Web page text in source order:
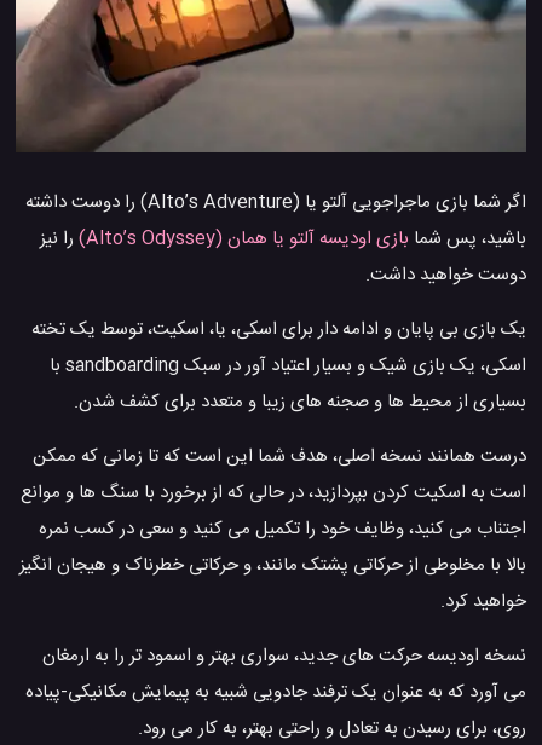
اگر شما بازی ماجراجویی آلتو یا (Alto’s Adventure) را دوست داشته
باشید، پس شما بازی اودیسه آلتو یا همان (Alto’s Odyssey)
را نیز
دوست خواهید داشت.
یک بازی بی پایان و ادامه دار برای اسکی، یا، اسکیت، توسط یک تخته
اسکی، یک بازی شیک و بسیار اعتیاد آور در سبک sandboarding با
بسیاری از محیط ها و صجنه های زیبا و متعدد برای کشف شدن.
درست همانند نسخه اصلی، هدف شما این است که تا زمانی که ممکن
است به اسکیت کردن بپردازید، در حالی که از برخورد با سنگ ها و موانع
اجتناب می کنید، وظایف خود را تکمیل می کنید و سعی در کسب نمره
بالا با مخلوطی از حرکاتی پشتک مانند، و حرکاتی خطرناک و هیجان انگیز
خواهید کرد.
نسخه اودیسه حرکت های جدید، سواری بهتر و اسمود تر را به ارمغان
می آورد که به عنوان یک ترفند جادویی شبیه به پیمایش مکانیکی-پیاده
روی، برای رسیدن به تعادل و راحتی بهتر، به کار می رود.